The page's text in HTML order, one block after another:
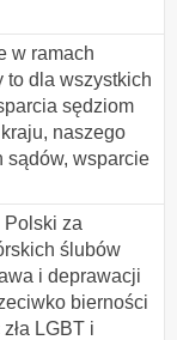
w ramach
to dla wszystkich
sędziom
naszego
sądów, wsparcie
Polski za
ślubów
i deprawacji
bierności
LGBT i